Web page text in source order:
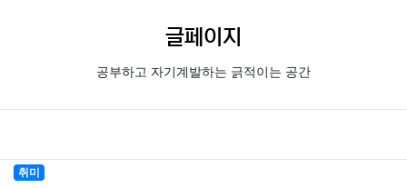
글페이지
공부하고 자기계발하는 긁적이는 공간
취미